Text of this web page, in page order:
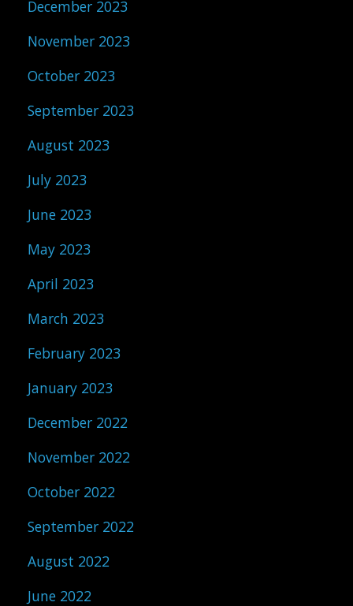
December 2023
November 2023
October 2023
September 2023
August 2023
July 2023
June 2023
May 2023
April 2023
March 2023
February 2023
January 2023
December 2022
November 2022
October 2022
September 2022
August 2022
June 2022